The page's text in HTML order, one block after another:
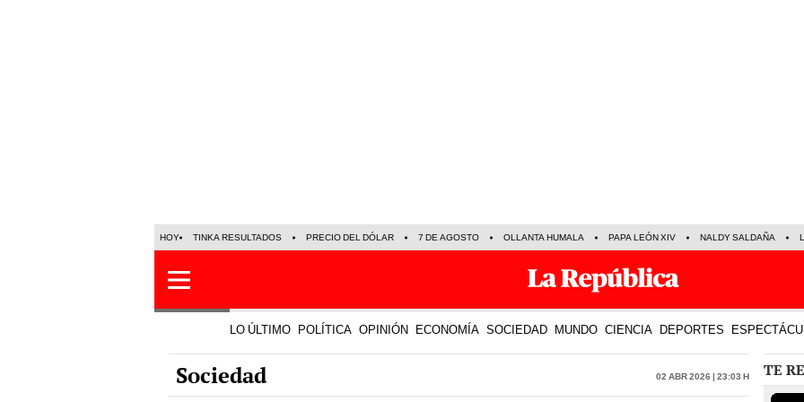
HOY TINKA RESULTADOS PRECIO DEL DÓLAR 7 DE AGOSTO OLLANTA HUMALA PAPA LEÓN XIV NALDY SALDAÑA
LO ÚLTIMO POLÍTICA OPINIÓN ECONOMÍA SOCIEDAD MUNDO CIENCIA DEPORTES
Sociedad 02 Abr 2026 | 23:03 h TE